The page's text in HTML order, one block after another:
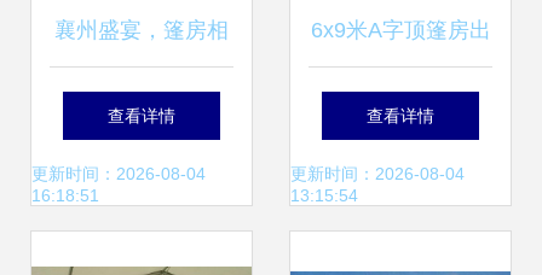
襄州盛宴，篷房相
助——九州婚庆助
力老河口市活动无
查看详情
更新时间：2026-08-04
16:18:51
6x9米A字顶篷房出
口澳大利亚的关键
要点与市场分析
查看详情
更新时间：2026-08-04
13:15:54